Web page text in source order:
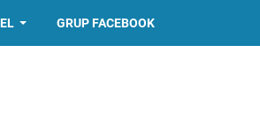
GRUP FACEBOOK